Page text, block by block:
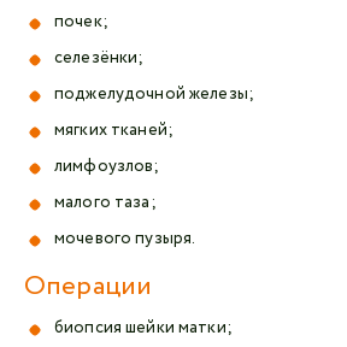
почек;
селезёнки;
поджелудочной железы;
мягких тканей;
лимфоузлов;
малого таза;
мочевого пузыря.
Операции
биопсия шейки матки;